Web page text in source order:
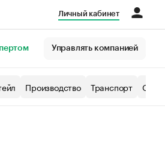
Личный кабинет
Управлять компанией
Производство Транспорт